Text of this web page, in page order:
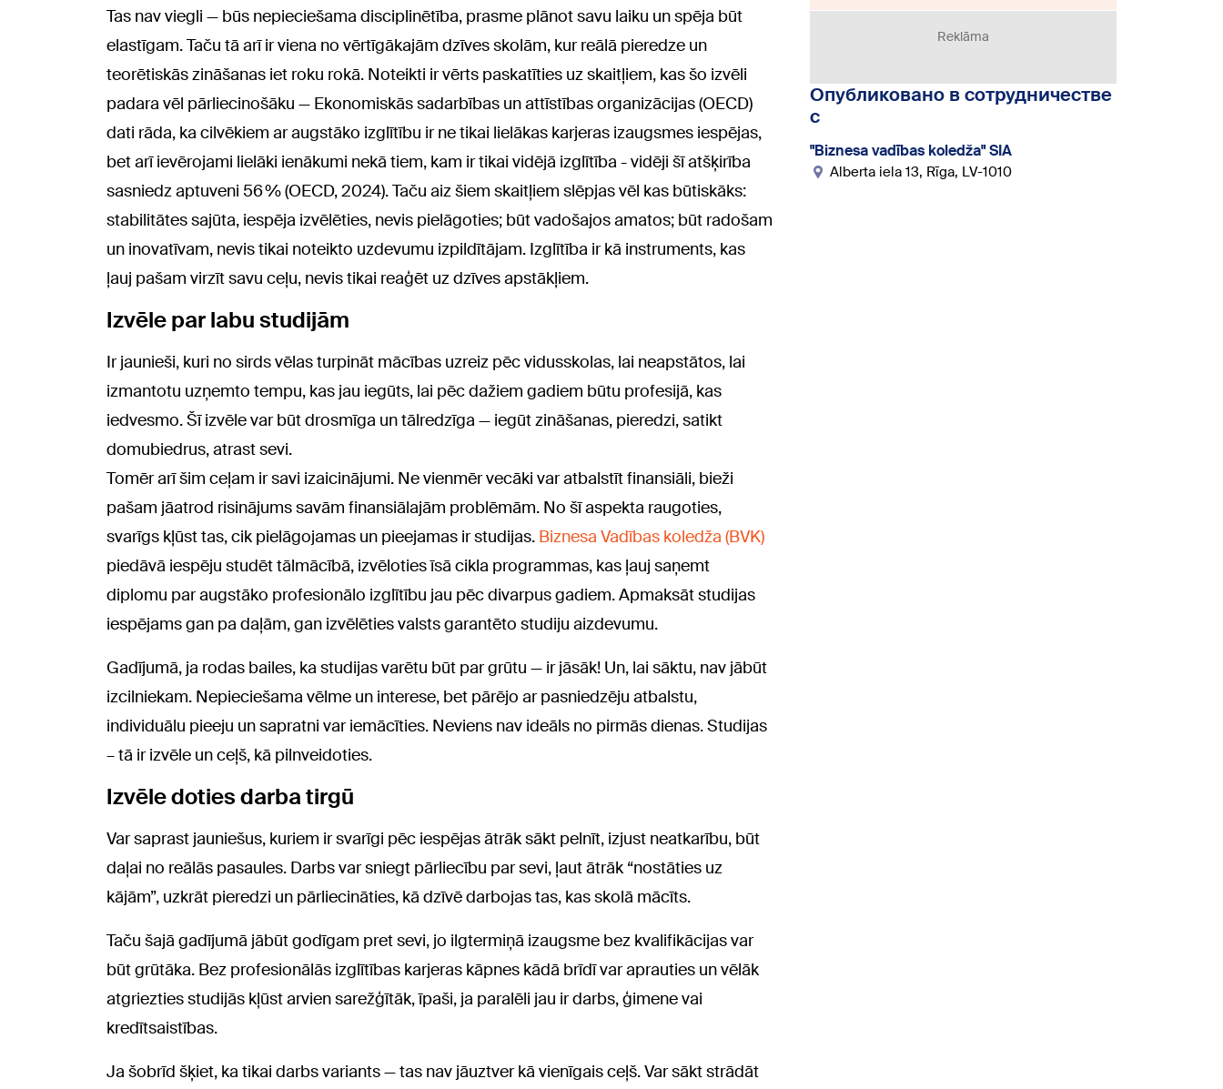
Tas nav viegli — būs nepieciešama disciplinētība, prasme plānot savu laiku un spēja būt
elastīgam. Taču tā arī ir viena no vērtīgākajām dzīves skolām, kur reālā pieredze un
teorētiskās zināšanas iet roku rokā. Noteikti ir vērts paskatīties uz skaitļiem, kas šo izvēli
padara vēl pārliecinošāku — Ekonomiskās sadarbības un attīstības organizācijas (OECD)
dati rāda, ka cilvēkiem ar augstāko izglītību ir ne tikai lielākas karjeras izaugsmes iespējas,
bet arī ievērojami lielāki ienākumi nekā tiem, kam ir tikai vidējā izglītība - vidēji šī atšķirība
sasniedz aptuveni 56 % (OECD, 2024). Taču aiz šiem skaitļiem slēpjas vēl kas būtiskāks:
stabilitātes sajūta, iespēja izvēlēties, nevis pielāgoties; būt vadošajos amatos; būt radošam
un inovatīvam, nevis tikai noteikto uzdevumu izpildītājam. Izglītība ir kā instruments, kas
ļauj pašam virzīt savu ceļu, nevis tikai reaģēt uz dzīves apstākļiem.
Izvēle par labu studijām
Ir jaunieši, kuri no sirds vēlas turpināt mācības uzreiz pēc vidusskolas, lai neapstātos, lai
izmantotu uzņemto tempu, kas jau iegūts, lai pēc dažiem gadiem būtu profesijā, kas
iedvesmo. Šī izvēle var būt drosmīga un tālredzīga — iegūt zināšanas, pieredzi, satikt
domubiedrus, atrast sevi.
Tomēr arī šim ceļam ir savi izaicinājumi. Ne vienmēr vecāki var atbalstīt finansiāli, bieži
pašam jāatrod risinājums savām finansiālajām problēmām. No šī aspekta raugoties,
svarīgs kļūst tas, cik pielāgojamas un pieejamas ir studijas. Biznesa Vadības koledža (BVK)
piedāvā iespēju studēt tālmācībā, izvēloties īsā cikla programmas, kas ļauj saņemt
diplomu par augstāko profesionālo izglītību jau pēc divarpus gadiem. Apmaksāt studijas
iespējams gan pa daļām, gan izvēlēties valsts garantēto studiju aizdevumu.
Gadījumā, ja rodas bailes, ka studijas varētu būt par grūtu — ir jāsāk! Un, lai sāktu, nav jābūt
izcilniekam. Nepieciešama vēlme un interese, bet pārējo ar pasniedzēju atbalstu,
individuālu pieeju un sapratni var iemācīties. Neviens nav ideāls no pirmās dienas. Studijas
– tā ir izvēle un ceļš, kā pilnveidoties.
Izvēle doties darba tirgū
Var saprast jauniešus, kuriem ir svarīgi pēc iespējas ātrāk sākt pelnīt, izjust neatkarību, būt
daļai no reālās pasaules. Darbs var sniegt pārliecību par sevi, ļaut ātrāk “nostāties uz
kājām”, uzkrāt pieredzi un pārliecināties, kā dzīvē darbojas tas, kas skolā mācīts.
Taču šajā gadījumā jābūt godīgam pret sevi, jo ilgtermiņā izaugsme bez kvalifikācijas var
būt grūtāka. Bez profesionālās izglītības karjeras kāpnes kādā brīdī var aprauties un vēlāk
atgriezties studijās kļūst arvien sarežģītāk, īpaši, ja paralēli jau ir darbs, ģimene vai
kredītsaistības.
Ja šobrīd šķiet, ka tikai darbs variants — tas nav jāuztver kā vienīgais ceļš. Var sākt strādāt
Reklāma
Опубликовано в сотрудничестве
с
"Biznesa vadības koledža" SIA
Alberta iela 13, Rīga, LV-1010